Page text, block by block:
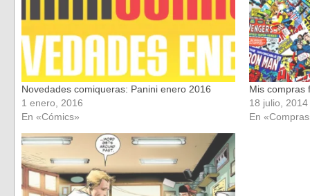
Novedades comiqueras: Panini enero 2016
1 enero, 2016
En «Cómics»
Mis compras
18 julio, 2014
En